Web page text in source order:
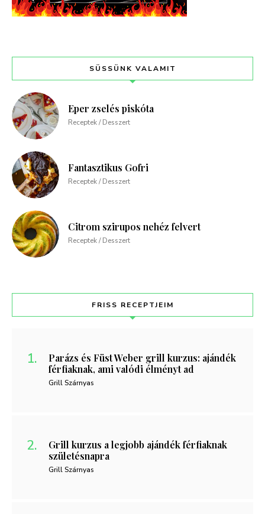
SÜSSÜNK VALAMIT
Eper zselés piskóta
Receptek / Desszert
Fantasztikus Gofri
Receptek / Desszert
Citrom szirupos nehéz felvert
Receptek / Desszert
FRISS RECEPTJEIM
Parázs és Füst Weber grill kurzus: ajándék
férfiaknak, ami valódi élményt ad
Grill Szárnyas
Grill kurzus a legjobb ajándék férfiaknak
születésnapra
Grill Szárnyas